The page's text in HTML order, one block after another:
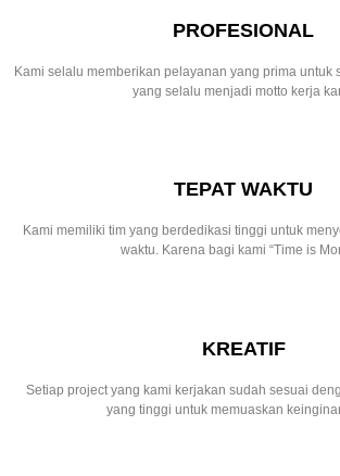
PROFESIONAL
Kami selalu memberikan pelayanan yang prima untuk
yang selalu menjadi motto kerja
TEPAT WAKTU
Kami memiliki tim yang berdedikasi tinggi untuk
waktu. Karena bagi kami “Time is
KREATIF
Setiap project yang kami kerjakan sudah sesuai
yang tinggi untuk memuaskan